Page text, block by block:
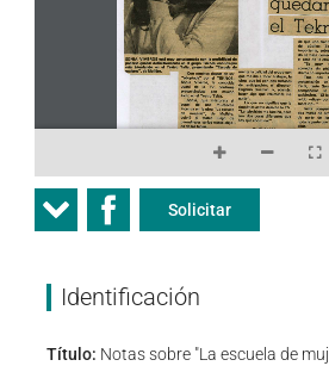
Solicitar
Identificación
Título: Notas sobre "La escuela de